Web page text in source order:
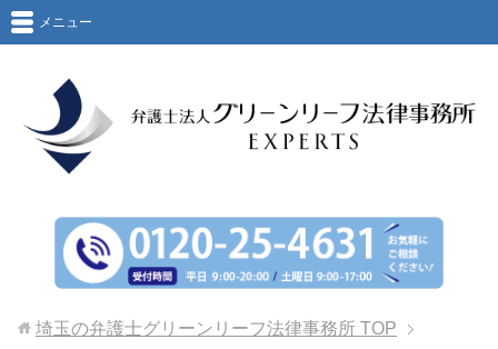
メニュー
埼玉の弁護士グリーンリーフ法律事務所 TOP